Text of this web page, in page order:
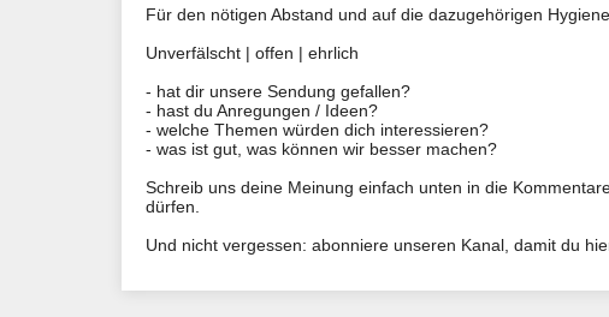
Für den nötigen Abstand und auf die dazugehörigen
Unverfälscht | offen | ehrlich
- hat dir unsere Sendung gefallen?
​​​​​- hast du Anregungen / Ideen?
- welche Themen würden dich interessieren?
- was ist gut, was können wir besser machen?
Schreib uns deine Meinung einfach unten in die
dürfen.
Und nicht vergessen: abonniere unseren Kanal, damit du